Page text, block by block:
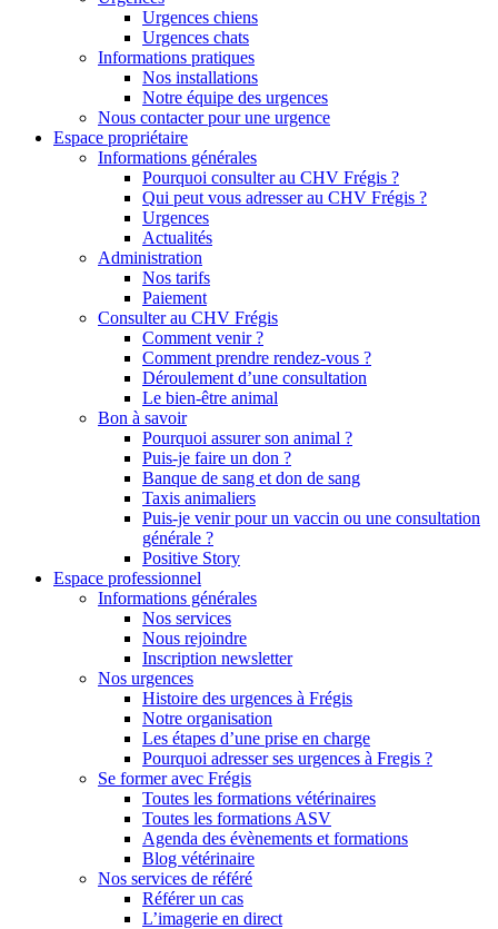
Urgences chiens
Urgences chats
Informations pratiques
Nos installations
Notre équipe des urgences
Nous contacter pour une urgence
Espace propriétaire
Informations générales
Pourquoi consulter au CHV Frégis ?
Qui peut vous adresser au CHV Frégis ?
Urgences
Actualités
Administration
Nos tarifs
Paiement
Consulter au CHV Frégis
Comment venir ?
Comment prendre rendez-vous ?
Déroulement d’une consultation
Le bien-être animal
Bon à savoir
Pourquoi assurer son animal ?
Puis-je faire un don ?
Banque de sang et don de sang
Taxis animaliers
Puis-je venir pour un vaccin ou une consultation
générale ?
Positive Story
Espace professionnel
Informations générales
Nos services
Nous rejoindre
Inscription newsletter
Nos urgences
Histoire des urgences à Frégis
Notre organisation
Les étapes d’une prise en charge
Pourquoi adresser ses urgences à Fregis ?
Se former avec Frégis
Toutes les formations vétérinaires
Toutes les formations ASV
Agenda des évènements et formations
Blog vétérinaire
Nos services de référé
Référer un cas
L’imagerie en direct